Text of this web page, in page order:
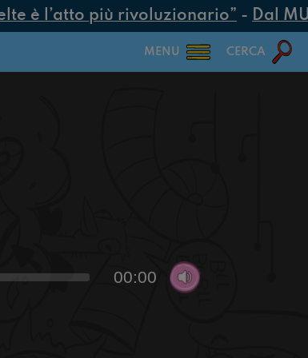
è l’atto più rivoluzionario”- Dal
MENU CERCA
00:00